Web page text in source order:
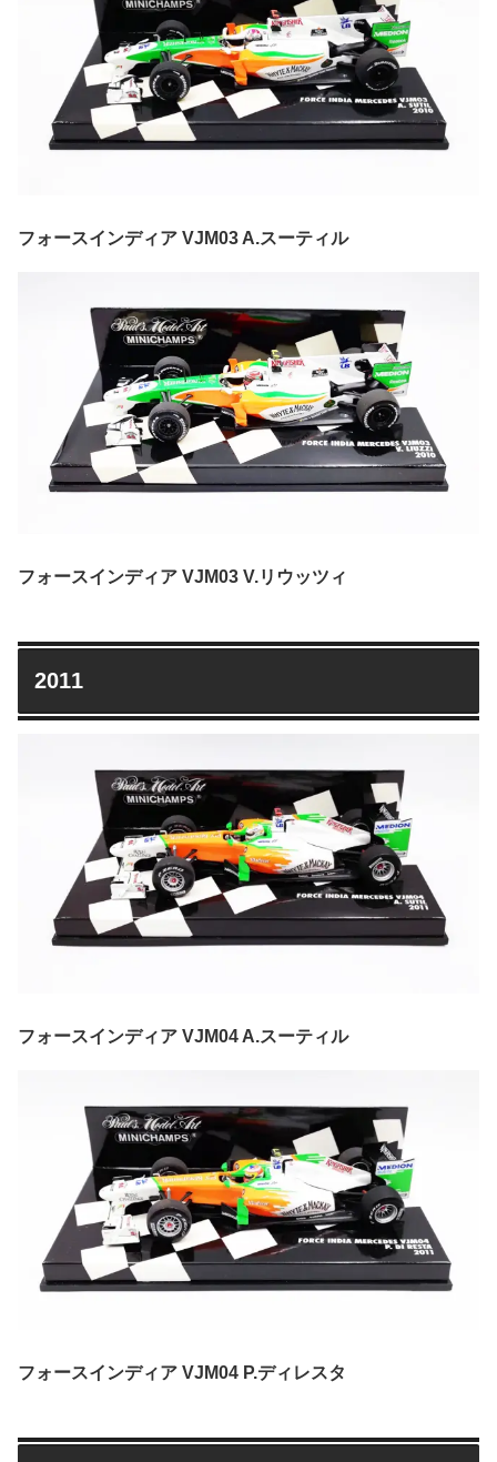
フォースインディア VJM03 A.スーティル
フォースインディア VJM03 V.リウッツィ
2011
フォースインディア VJM04 A.スーティル
フォースインディア VJM04 P.ディレスタ